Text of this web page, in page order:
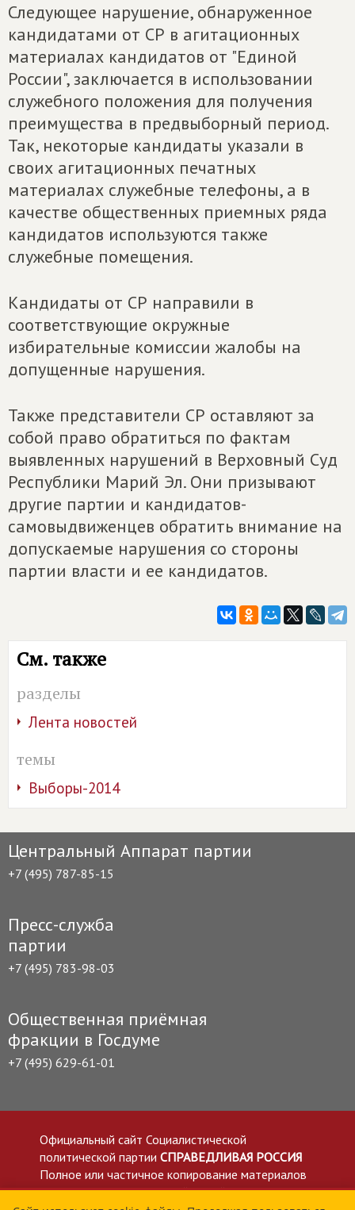
Следующее нарушение, обнаруженное
кандидатами от СР в агитационных
материалах кандидатов от "Единой
России", заключается в использовании
служебного положения для получения
преимущества в предвыборный период.
Так, некоторые кандидаты указали в
своих агитационных печатных
материалах служебные телефоны, а в
качестве общественных приемных ряда
кандидатов используются также
служебные помещения.
Кандидаты от СР направили в
соответствующие окружные
избирательные комиссии жалобы на
допущенные нарушения.
Также представители СР оставляют за
собой право обратиться по фактам
выявленных нарушений в Верховный Суд
Республики Марий Эл. Они призывают
другие партии и кандидатов-
самовыдвиженцев обратить внимание на
допускаемые нарушения со стороны
партии власти и ее кандидатов.
См. также
разделы
Лента новостей
темы
Выборы-2014
Центральный Аппарат партии
+7 (495) 787-85-15
Пресс-служба
партии
+7 (495) 783-98-03
Общественная приёмная
фракции в Госдуме
+7 (495) 629-61-01
Официальный сайт Социалистической
политической партии СПРАВЕДЛИВАЯ РОССИЯ
Полное или частичное копирование материалов
приветствуется со ссылкой на сайт spravedlivo.ru